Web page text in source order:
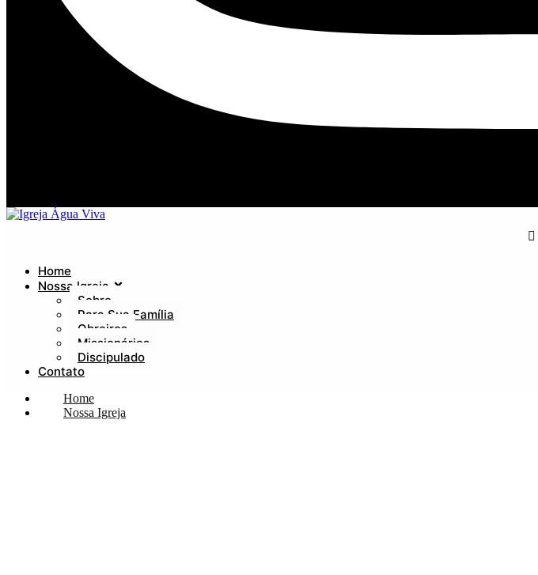
Home
Nossa Igreja
Sobre
Para Sua Família
Obreiros
Missionários
Discipulado
Contato
Home
Nossa Igreja